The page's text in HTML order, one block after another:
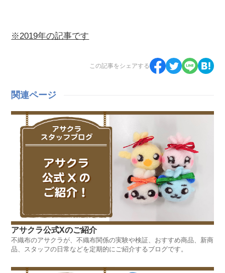
※2019年の記事です
この記事をシェアする
関連ページ
アサクラ公式Xのご紹介
不織布のアサクラが、不織布関係の実験や検証、おすすめ商品、新商
品、スタッフの日常などを定期的にご紹介するブログです。